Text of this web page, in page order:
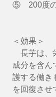
⑤　200度
＜効果＞
長芋は、
成分を含ん
護する働き
を回復させ